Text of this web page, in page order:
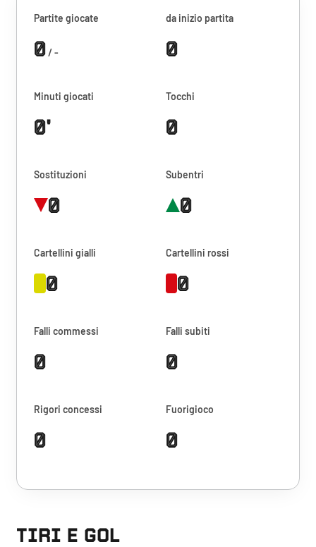
Partite giocate
0/ -
da inizio partita
0
Minuti giocati
0'
Tocchi
0
Sostituzioni
0
Subentri
0
Cartellini gialli
0
Cartellini rossi
0
Falli commessi
0
Falli subiti
0
Rigori concessi
0
Fuorigioco
0
TIRI E GOL